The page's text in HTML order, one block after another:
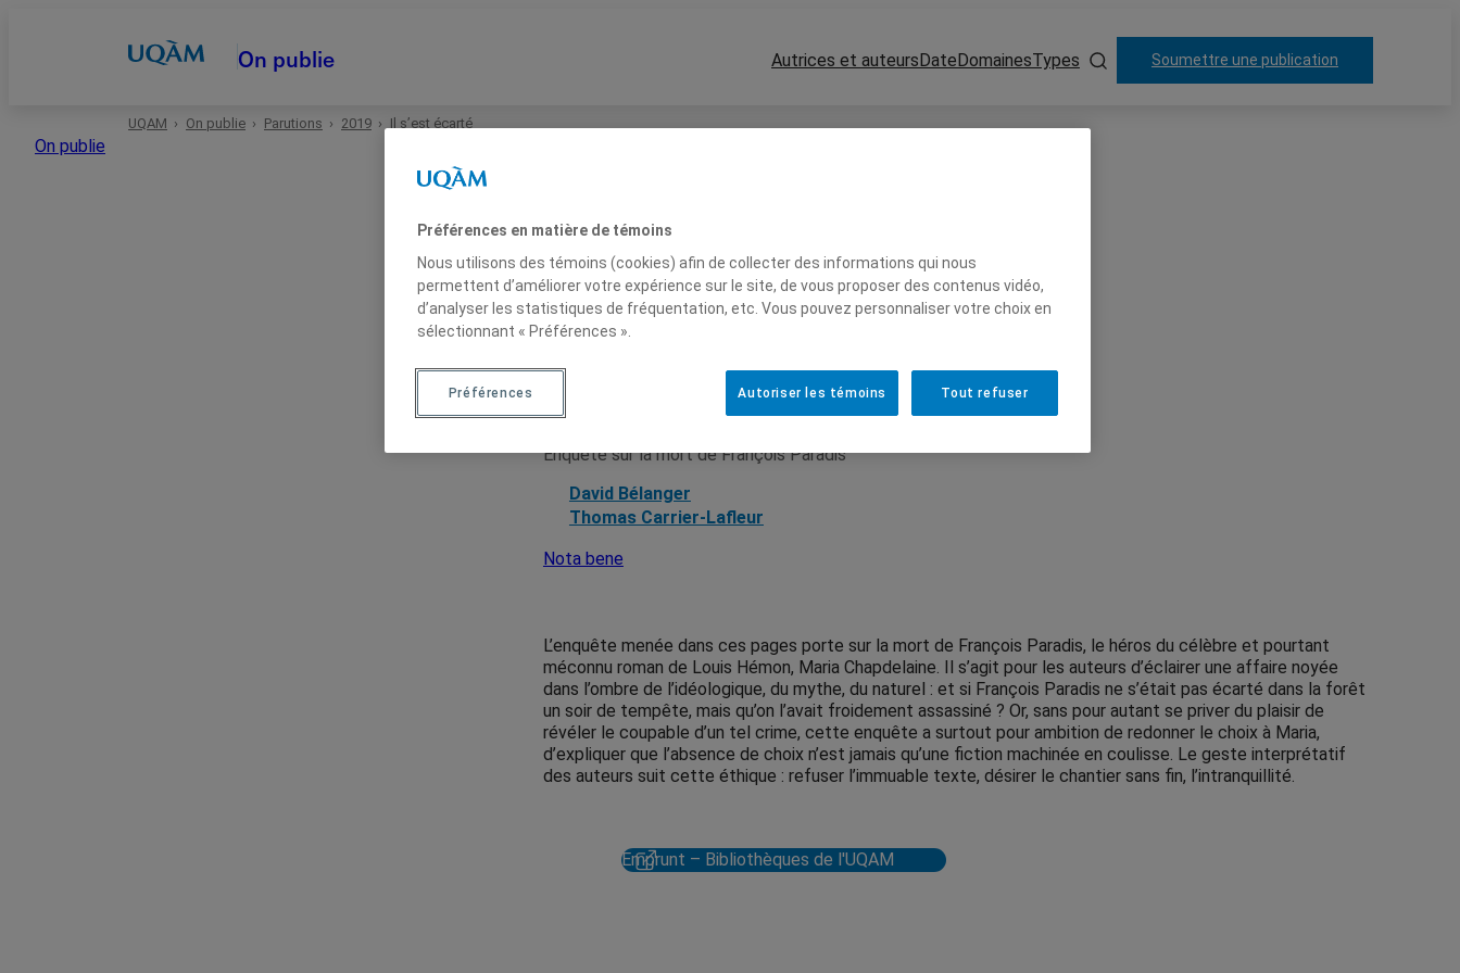
Accueil
On publie Autrices et auteursDateDomainesTypes Soumettre une publication
UQAM On publie Parutions 2019 Il s’est écarté
On publie
2019ArtsEssai
Il s’est écarté
Enquête sur la mort de François Paradis
David Bélanger
Thomas Carrier-Lafleur
Nota bene
L’enquête menée dans ces pages porte sur la mort de François Paradis, le héros du célèbre et pourtant
méconnu roman de Louis Hémon, Maria Chapdelaine. Il s’agit pour les auteurs d’éclairer une affaire noyée
dans l’ombre de l’idéologique, du mythe, du naturel : et si François Paradis ne s’était pas écarté dans la forêt
un soir de tempête, mais qu’on l’avait froidement assassiné ? Or, sans pour autant se priver du plaisir de
révéler le coupable d’un tel crime, cette enquête a surtout pour ambition de redonner le choix à Maria,
d’expliquer que l’absence de choix n’est jamais qu’une fiction machinée en coulisse. Le geste interprétatif
des auteurs suit cette éthique : refuser l’immuable texte, désirer le chantier sans fin, l’intranquillité.
Emprunt – Bibliothèques de l'UQAM
Préférences en matière de témoins
Nous utilisons des témoins (cookies) afin de collecter des informations qui nous
permettent d’améliorer votre expérience sur le site, de vous proposer des contenus vidéo,
d’analyser les statistiques de fréquentation, etc. Vous pouvez personnaliser votre choix en
sélectionnant « Préférences ».
Tout refuser
Autoriser les témoins
Préférences